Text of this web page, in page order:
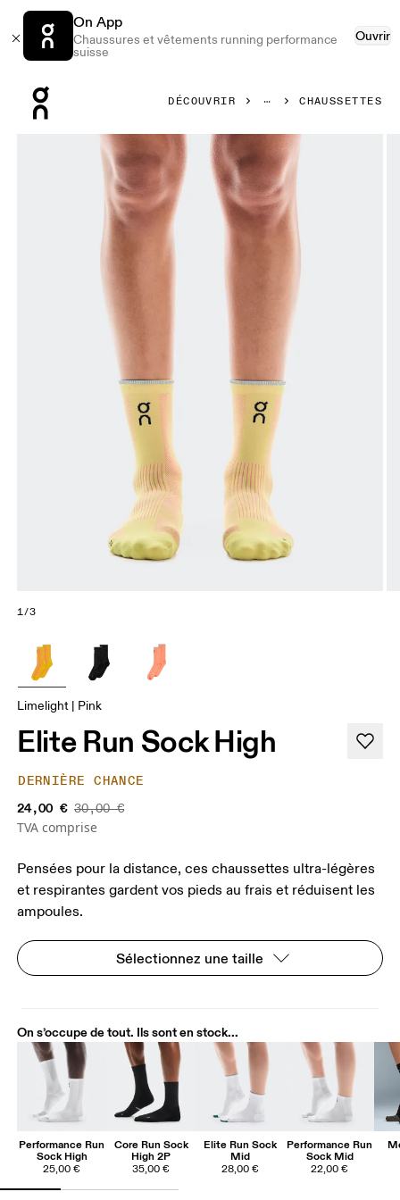
On App
Chaussures et vêtements running performance
suisse
Ouvrir
DÉCOUVRIR CHAUSSETTES
Image 1 de 3 de la galerie d’images On Elite Run Sock
1/3
Limelight | Pink
Elite Run Sock High
DERNIÈRE CHANCE
24,00 € 30,00 €
TVA comprise
Pensées pour la distance, ces chaussettes ultra-légères
et respirantes gardent vos pieds au frais et réduisent les
ampoules.
Sélectionnez une taille
On s’occupe de tout. Ils sont en stock...
Performance Run
Sock High
25,00 €
Core Run Sock
High 2P
35,00 €
Elite Run Sock
Mid
28,00 €
Performance Run
Sock Mid
22,00 €